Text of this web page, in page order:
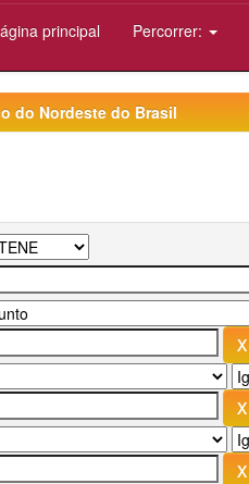
principal Percorrer:
do Nordeste do Brasil